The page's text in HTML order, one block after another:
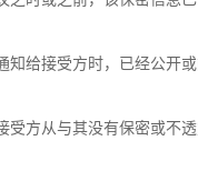
知给接受方时，已经公开
受方从与其没有保密或不